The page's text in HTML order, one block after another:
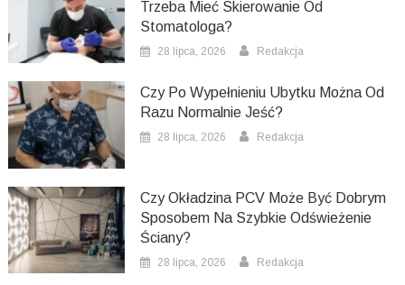
Trzeba Mieć Skierowanie Od
Stomatologa?
28 lipca, 2026 Redakcja
Czy Po Wypełnieniu Ubytku Można Od
Razu Normalnie Jeść?
28 lipca, 2026 Redakcja
Czy Okładzina PCV Może Być Dobrym
Sposobem Na Szybkie Odświeżenie
Ściany?
28 lipca, 2026 Redakcja